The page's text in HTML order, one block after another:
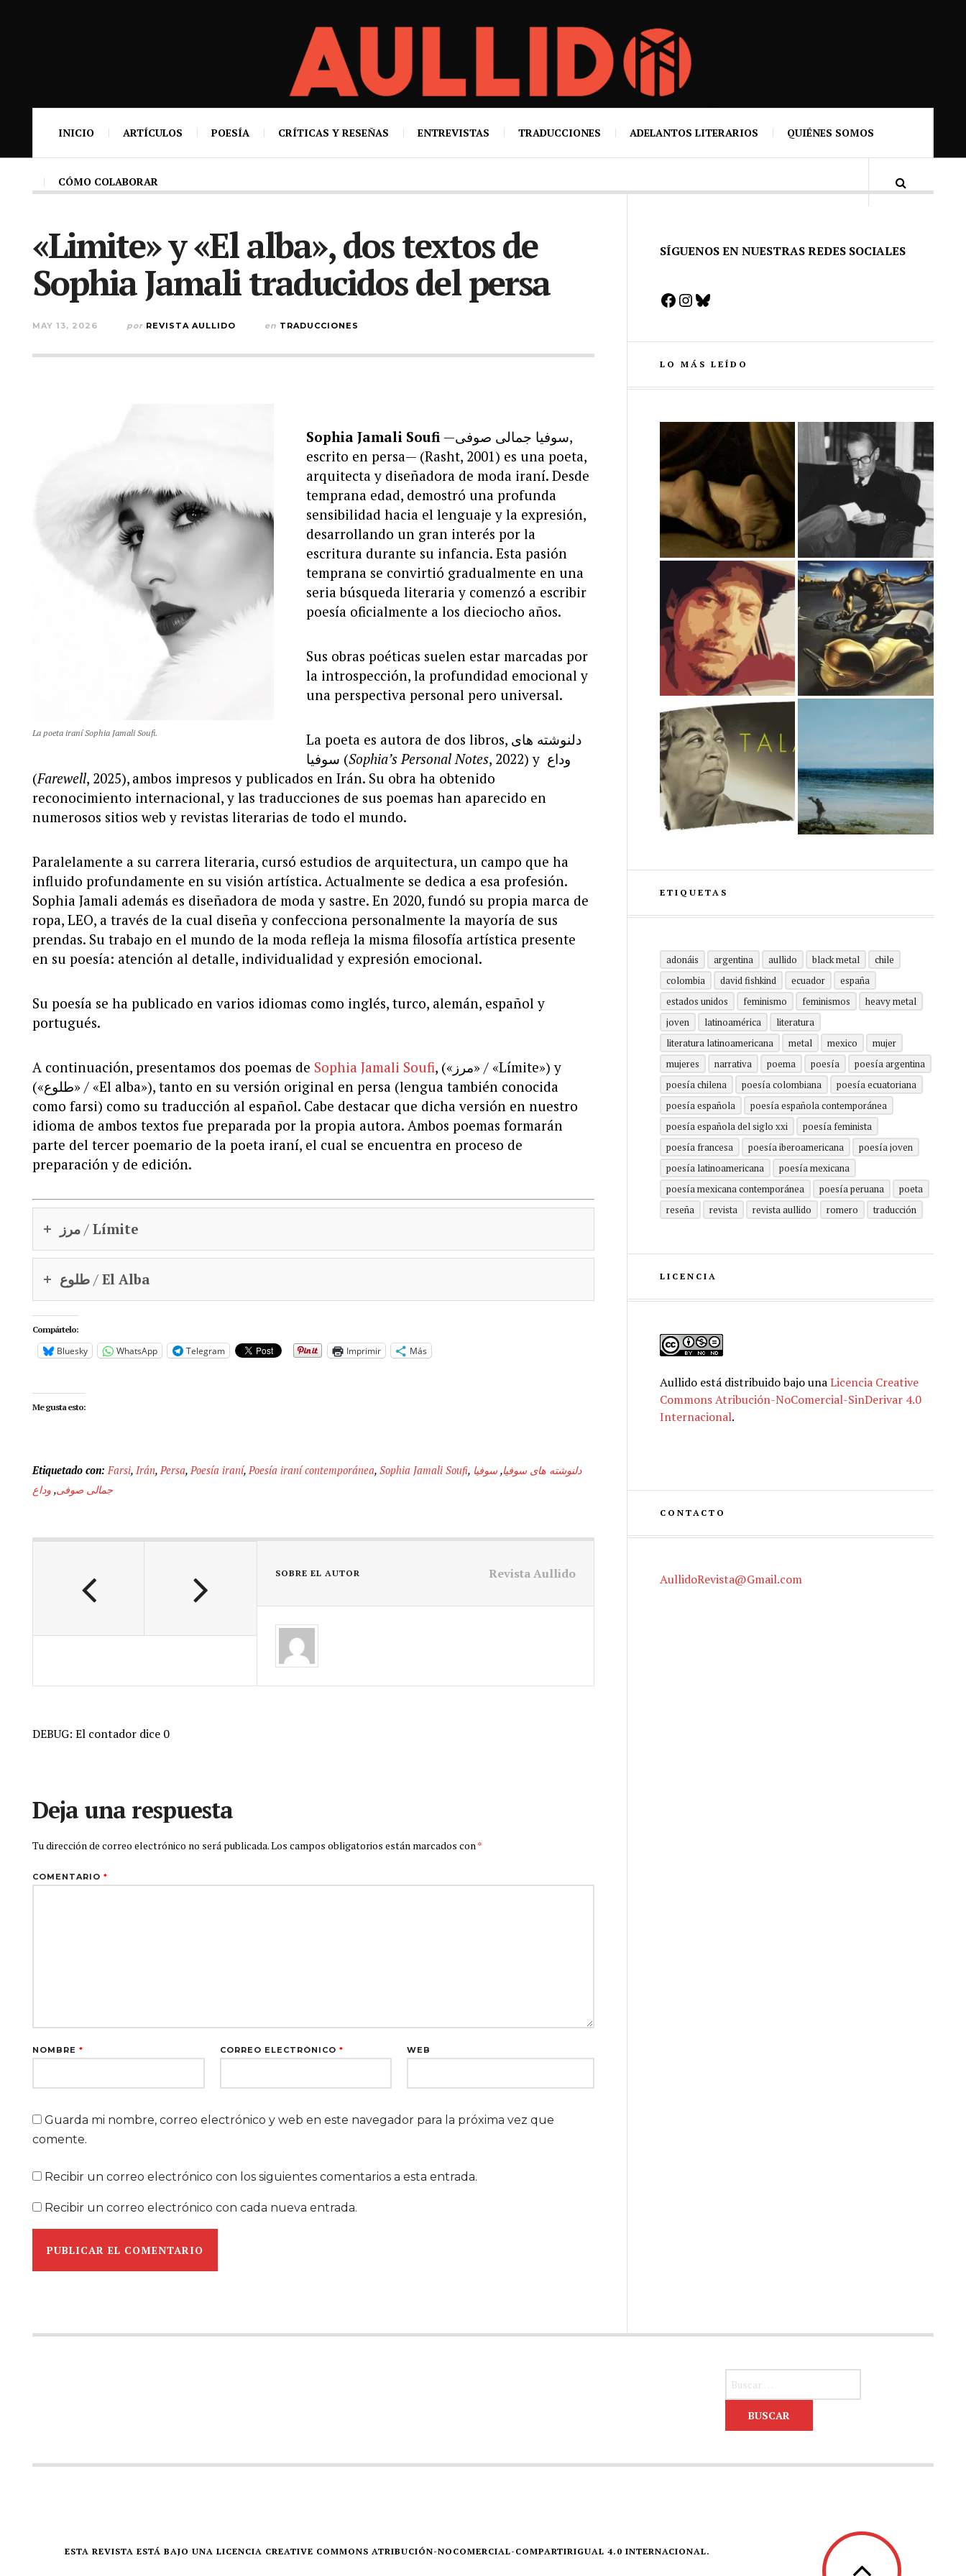
INICIO ARTÍCULOS POESÍA CRÍTICAS Y RESEÑAS ENTREVISTAS TRADUCCIONES ADELANTOS LITERARIOS QUIÉNES SOMOS
CÓMO COLABORAR
«Limite» y «El alba», dos textos de
Sophia Jamali traducidos del persa
MAY 13, 2026 por REVISTA AULLIDO en TRADUCCIONES
La poeta iraní Sophia Jamali Soufi.
Sophia Jamali Soufi —سوفیا جمالی صوفی,
escrito en persa— (Rasht, 2001) es una poeta,
arquitecta y diseñadora de moda iraní. Desde
temprana edad, demostró una profunda
sensibilidad hacia el lenguaje y la expresión,
desarrollando un gran interés por la
escritura durante su infancia. Esta pasión
temprana se convirtió gradualmente en una
seria búsqueda literaria y comenzó a escribir
poesía oficialmente a los dieciocho años.
Sus obras poéticas suelen estar marcadas por
la introspección, la profundidad emocional y
una perspectiva personal pero universal.
La poeta es autora de dos libros, دلنوشته های
سوفیا (Sophia’s Personal Notes, 2022) y وداع
(Farewell, 2025), ambos impresos y publicados en Irán. Su obra ha obtenido
reconocimiento internacional, y las traducciones de sus poemas han aparecido en
numerosos sitios web y revistas literarias de todo el mundo.
Paralelamente a su carrera literaria, cursó estudios de arquitectura, un campo que ha
influido profundamente en su visión artística. Actualmente se dedica a esa profesión.
Sophia Jamali además es diseñadora de moda y sastre. En 2020, fundó su propia marca de
ropa, LEO, a través de la cual diseña y confecciona personalmente la mayoría de sus
prendas. Su trabajo en el mundo de la moda refleja la misma filosofía artística presente
en su poesía: atención al detalle, individualidad y expresión emocional.
Su poesía se ha publicado en varios idiomas como inglés, turco, alemán, español y
portugués.
A continuación, presentamos dos poemas de Sophia Jamali Soufi, («مرز» / «Límite») y
(«طلوع» / «El alba»), tanto en su versión original en persa (lengua también conocida
como farsi) como su traducción al español. Cabe destacar que dicha versión en nuestro
idioma de ambos textos fue preparada por la propia autora. Ambos poemas formarán
parte del tercer poemario de la poeta iraní, el cual se encuentra en proceso de
preparación y de edición.
مرز / Límite
طلوع / El Alba
Compártelo:
Bluesky WhatsApp Telegram Imprimir Más
Me gusta esto:
Etiquetado con: Farsi, Irán,Persa,Poesía iraní,Poesía iraní contemporánea, Sophia Jamali Soufi, دلنوشته های سوفیا, سوفیا
جمالی صوفی, وداع
SOBRE EL AUTOR Revista Aullido
DEBUG: El contador dice 0
Deja una respuesta
Tu dirección de correo electrónico no será publicada.Los campos obligatorios están marcados con*
COMENTARIO *
NOMBRE * CORREO ELECTRÓNICO * WEB
Guarda mi nombre, correo electrónico y web en este navegador para la próxima vez que
comente.
Recibir un correo electrónico con los siguientes comentarios a esta entrada.
Recibir un correo electrónico con cada nueva entrada.
SÍGUENOS EN NUESTRAS REDES SOCIALES
Facebook
Instagram
Bluesky
LO MÁS LEÍDO
ETIQUETAS
adonáis argentina aullido black metal
chile
colombia
david fishkind ecuador
españa
estados unidos
feminismo feminismos
heavy metal
joven
latinoamérica
literatura
literatura latinoamericana
metal mexico
mujer
mujeres
narrativa poema poesía
poesía argentina
poesía chilena
poesía colombiana
poesía ecuatoriana
poesía española
poesía española contemporánea
poesía española del siglo xxi
poesía feminista
poesía francesa
poesía iberoamericana
poesía joven
poesía latinoamericana
poesía mexicana
poesía mexicana contemporánea
poesía peruana
poeta
reseña
revista revista aullido romero traducción
LICENCIA
Aullidoestá distribuido bajo unaLicencia Creative
Commons Atribución-NoComercial-SinDerivar 4.0
Internacional.
CONTACTO
AullidoRevista@Gmail.com
ESTA REVISTA ESTÁ BAJO UNA LICENCIA CREATIVE COMMONS ATRIBUCIÓN-NOCOMERCIAL-COMPARTIRIGUAL 4.0 INTERNACIONAL.